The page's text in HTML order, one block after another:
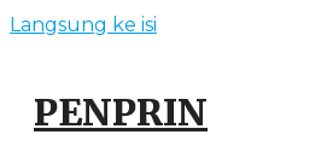
Langsung ke isi
PENPRIN